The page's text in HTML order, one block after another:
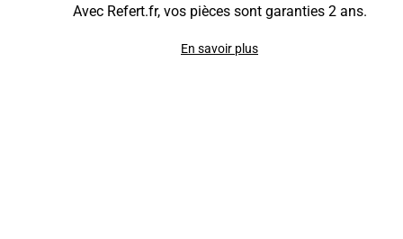
Avec Refert.fr, vos pièces sont garanties 2 ans.
En savoir plus